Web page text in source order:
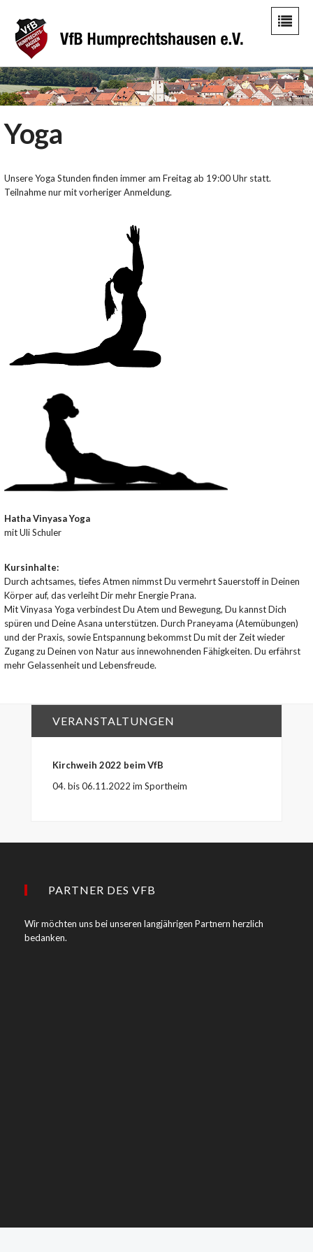
Yoga
Unsere Yoga Stunden finden immer am Freitag ab 19:00 Uhr statt.
Teilnahme nur mit vorheriger Anmeldung.
Hatha Vinyasa Yoga
mit Uli Schuler
Kursinhalte:
Durch achtsames, tiefes Atmen nimmst Du vermehrt Sauerstoff in Deinen
Körper auf, das verleiht Dir mehr Energie Prana.
Mit Vinyasa Yoga verbindest Du Atem und Bewegung, Du kannst Dich
spüren und Deine Asana unterstützen. Durch Praneyama (Atemübungen)
und der Praxis, sowie Entspannung bekommst Du mit der Zeit wieder
Zugang zu Deinen von Natur aus innewohnenden Fähigkeiten. Du erfährst
mehr Gelassenheit und Lebensfreude.
VERANSTALTUNGEN
Kirchweih 2022 beim VfB
04. bis 06.11.2022 im Sportheim
PARTNER DES VFB
Wir möchten uns bei unseren langjährigen Partnern herzlich
bedanken.